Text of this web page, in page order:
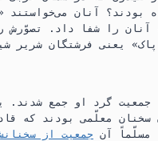
آنان می‌خواستند
آنان را شفا داد.‏ تصوّرش
یعنی فرشتگان شریر
گرد او جمع شدند.‏
سخنان معلّمی بودند که
مسلّماً آن جمعیت از